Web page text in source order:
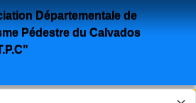
Départementale de
Pédestre du Calvados
cookies